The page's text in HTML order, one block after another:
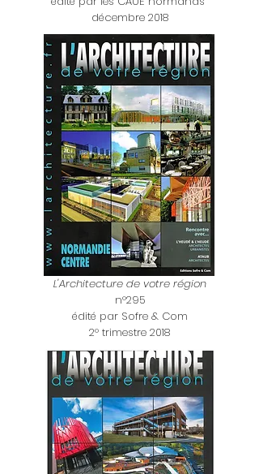
décembre 2018
L'Architecture de votre région
n°295
édité par Sofre & Com
2° trimestre 2018